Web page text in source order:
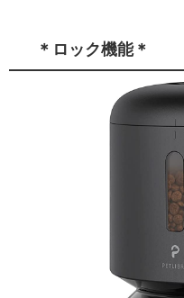
＊ロック機能＊